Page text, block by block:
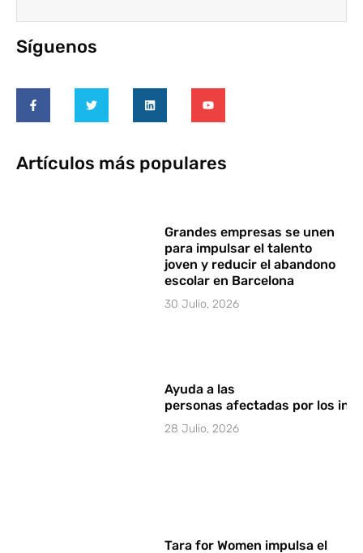
Síguenos
Artículos más populares
Grandes empresas se unen
para impulsar el talento
joven y reducir el abandono
escolar en Barcelona
30 Julio, 2026
Ayuda a las
personas afectadas por los
28 Julio, 2026
Tara for Women impulsa el